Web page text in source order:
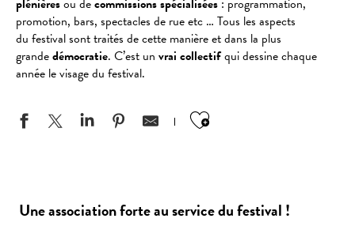
plénièresou decommissions spécialisées : programmation,
promotion, bars, spectacles de rue etc … Tous les aspects
du festivalsont traités de cette manière et dans la plus
grandedémocratie. C’est un vrai collectifqui dessine chaque
année le visage du festival.
Ajouter aux
Une association forte au service du festival !